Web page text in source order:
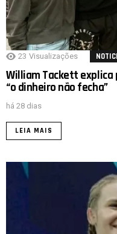
23 Visualizações
William Tackett explica
“o dinheiro não fecha”
há 28 dias
LEIA MAIS